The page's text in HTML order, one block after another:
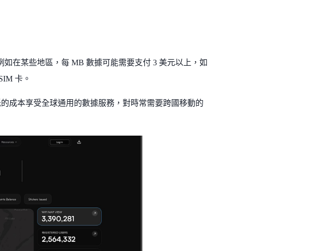
在某些地區，每 MB 數據可能需要支付 3 美元以上，如
卡。
成本享受全球通用的數據服務，對時常需要跨國移動的